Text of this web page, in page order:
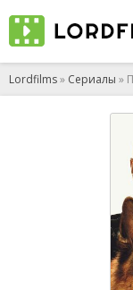
Lordfilms» Сериалы »